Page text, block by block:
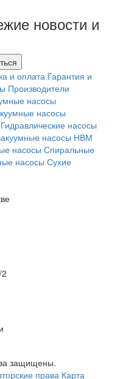
новости и
и оплата Гарантия и
Производители
насосы
насосы
Гидравлические насосы
насосы НВМ
насосы Спиральные
насосы Сухие
защищены.
права Карта